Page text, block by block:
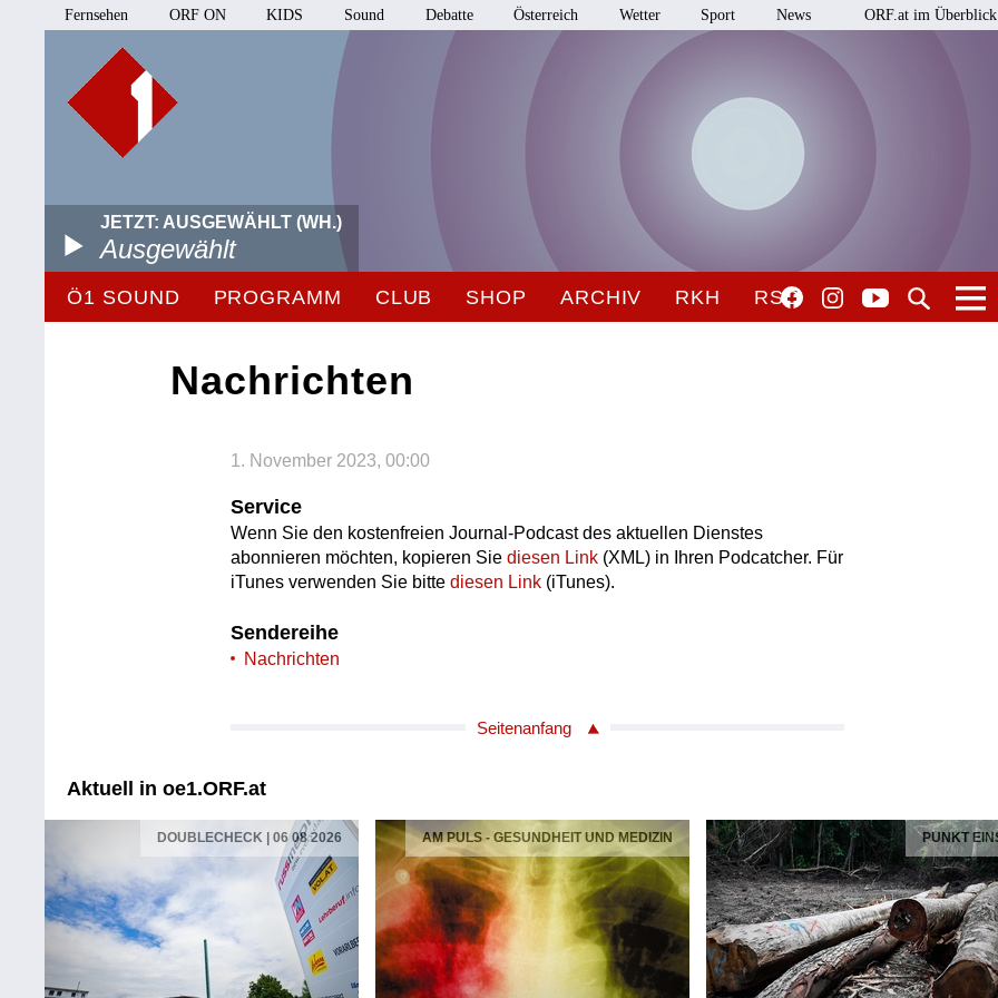
Fernsehen ORF ON KIDS Sound Debatte Österreich Wetter Sport News ORF.at im Überblick
JETZT: AUSGEWÄHLT (WH.)
Ausgewählt
Ö1 SOUND PROGRAMM CLUB SHOP ARCHIV RKH RSO
Nachrichten
1. November 2023, 00:00
Service
Wenn Sie den kostenfreien Journal-Podcast des aktuellen Dienstes
abonnieren möchten, kopieren Siediesen Link (XML) in Ihren Podcatcher. Für
iTunes verwenden Sie bittediesen Link (iTunes).
Sendereihe
Nachrichten
Seitenanfang
Aktuell in oe1.ORF.at
DOUBLECHECK | 06 08 2026 AM PULS - GESUNDHEIT UND MEDIZIN PUNKT